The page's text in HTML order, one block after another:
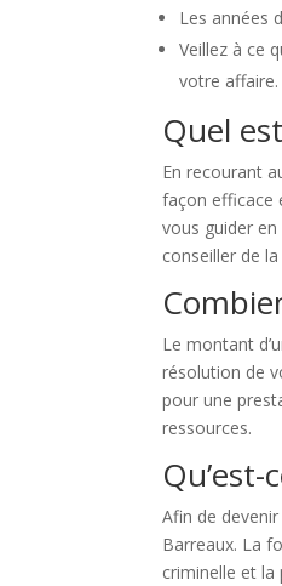
Les années
Veillez à ce
votre affaire.
Quel
En recourant
façon efficace
vous guider
conseiller de
Le montant
résolution de
pour une
ressources.
Afin de
Barreaux. La
criminelle et